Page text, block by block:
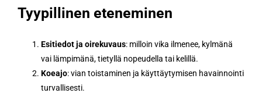
Tyypillinen eteneminen
Esitiedot ja oirekuvaus: milloin vika ilmenee, kylmänä
vai lämpimänä, tietyllä nopeudella tai kelillä.
Koeajo: vian toistaminen ja käyttäytymisen havainnointi
turvallisesti.